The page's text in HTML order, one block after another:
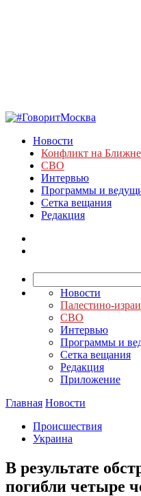
Новости
Конфликт на
СВО
Интервью
Программы и
Сетка вещания
Редакция
Новости
Палестино-
СВО
Интервью
Программы и
Сетка вещания
Редакция
Приложение
Главная Новости
Происшествия
Украина
В результате
погибли четыре